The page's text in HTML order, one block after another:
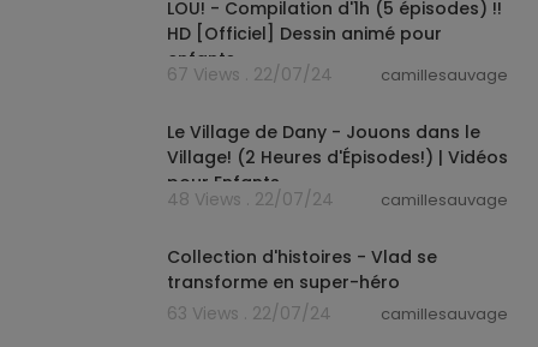
LOU! - Compilation d'1h (5 épisodes) !!
HD [Officiel] Dessin animé pour
enfants
67 Views . 22/07/24 camillesauvage
Le Village de Dany - Jouons dans le
Village! (2 Heures d'Épisodes!) | Vidéos
pour Enfants
48 Views . 22/07/24 camillesauvage
Collection d'histoires - Vlad se
transforme en super-héro
63 Views . 22/07/24
camillesauvage